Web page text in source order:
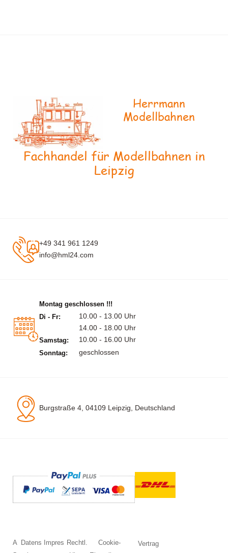
Herrmann
Modellbahnen
Fachhandel für Modellbahnen in
Leipzig
+49 341 961 1249
info@hml24.com
Montag geschlossen !!!
Di - Fr:
10.00 - 13.00 Uhr
14.00 - 18.00 Uhr
Samstag: 10.00 - 16.00 Uhr
Sonntag: geschlossen
Burgstraße 4, 04109 Leipzig, Deutschland
A
Datens
Impres Rechtl.
Cookie-
Vertrag